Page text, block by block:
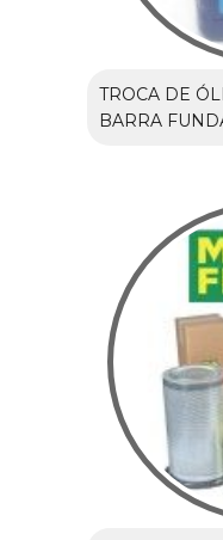
TROCA DE
BARRA